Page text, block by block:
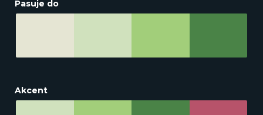
Pasuje do
Akcent